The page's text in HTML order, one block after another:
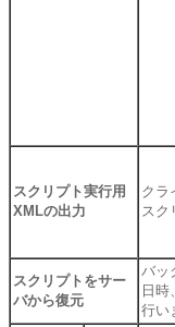
スクリプト実行用
XMLの出力
クラ
スク
スクリプトをサー
バから復元
バッ
日
行い